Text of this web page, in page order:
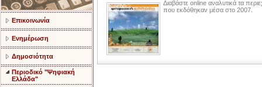
Επικοινωνία
Ενημέρωση
Δημοσιότητα
Περιοδικό "Ψηφιακή
Ελλάδα"
Διαβάστε online αναλυτικά τα
που εκδόθηκαν μέσα στο 2007.